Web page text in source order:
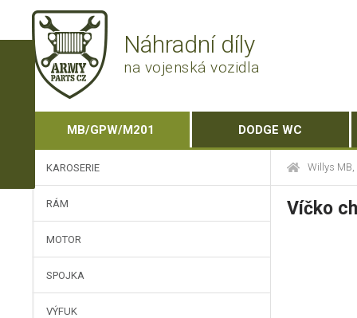
Náhradní díly
na vojenská vozidla
MB/GPW/M201 DODGE WC
Willys MB,
Víčko
KAROSERIE
RÁM
MOTOR
SPOJKA
VÝFUK